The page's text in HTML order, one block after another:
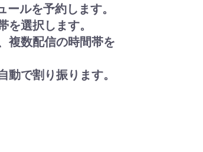
ルを予約します。
を選択します。
複数配信の時間帯を
動で割り振ります。